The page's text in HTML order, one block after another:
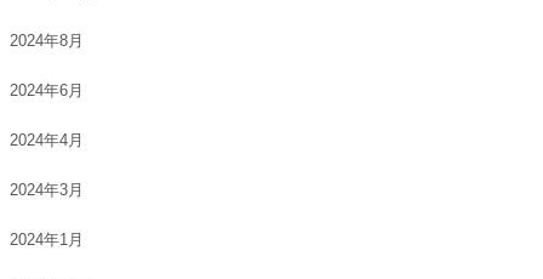
2024年8月
2024年6月
2024年4月
2024年3月
2024年1月